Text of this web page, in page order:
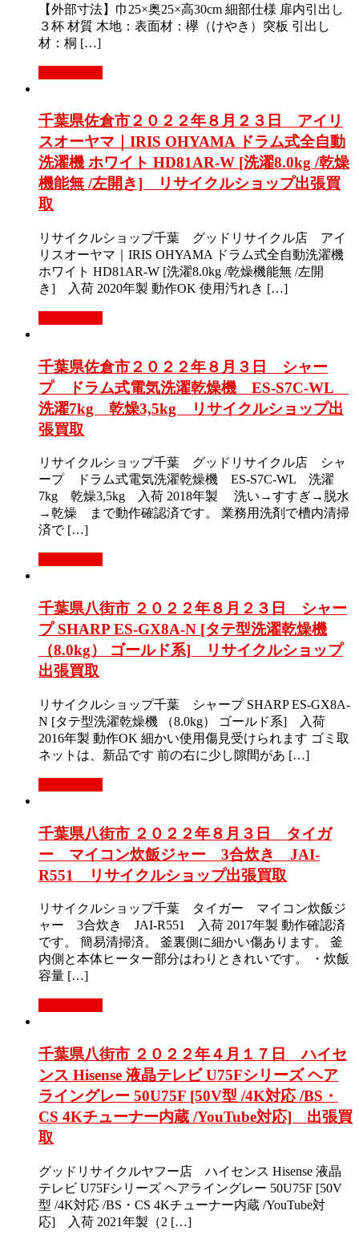
【外部寸法】巾25×奥25×高30cm 細部仕様 扉内引出し
３杯 材質 木地：表面材：欅（けやき）突板 引出し
材：桐 […]
千葉県佐倉市２０２２年８月２３日 アイリ
スオーヤマ｜IRIS OHYAMA ドラム式全自動
洗濯機 ホワイト HD81AR-W [洗濯8.0kg /乾燥
機能無 /左開き] リサイクルショップ出張買
取
リサイクルショップ千葉 グッドリサイクル店 アイ
リスオーヤマ｜IRIS OHYAMA ドラム式全自動洗濯機
ホワイト HD81AR-W [洗濯8.0kg /乾燥機能無 /左開
き] 入荷 2020年製 動作OK 使用汚れき […]
千葉県佐倉市２０２２年８月３日 シャー
プ ドラム式電気洗濯乾燥機 ES-S7C-WL
洗濯7kg 乾燥3,5kg リサイクルショップ出
張買取
リサイクルショップ千葉 グッドリサイクル店 シャ
ープ ドラム式電気洗濯乾燥機 ES-S7C-WL 洗濯
7kg 乾燥3,5kg 入荷 2018年製 洗い→すすぎ→脱水
→乾燥 まで動作確認済です。 業務用洗剤で槽内清掃
済で […]
千葉県八街市 ２０２２年８月２３日 シャー
プ SHARP ES-GX8A-N [タテ型洗濯乾燥機
（8.0kg） ゴールド系] リサイクルショップ
出張買取
リサイクルショップ千葉 シャープ SHARP ES-GX8A-
N [タテ型洗濯乾燥機 （8.0kg） ゴールド系] 入荷
2016年製 動作OK 細かい使用傷見受けられます ゴミ取
ネットは、新品です 前の右に少し隙間があ […]
千葉県八街市 ２０２２年８月３日 タイガ
ー マイコン炊飯ジャー 3合炊き JAI-
R551 リサイクルショップ出張買取
リサイクルショップ千葉 タイガー マイコン炊飯ジ
ャー 3合炊き JAI-R551 入荷 2017年製 動作確認済
です。 簡易清掃済。 釜裏側に細かい傷あります。 釜
内側と本体ヒーター部分はわりときれいです。 ・炊飯
容量 […]
千葉県八街市 ２０２２年４月１７日 ハイセ
ンス Hisense 液晶テレビ U75Fシリーズ ヘア
ライングレー 50U75F [50V型 /4K対応 /BS・
CS 4Kチューナー内蔵 /YouTube対応] 出張買
取
グッドリサイクルヤフー店 ハイセンス Hisense 液晶
テレビ U75Fシリーズ ヘアライングレー 50U75F [50V
型 /4K対応 /BS・CS 4Kチューナー内蔵 /YouTube対
応] 入荷 2021年製（2 […]